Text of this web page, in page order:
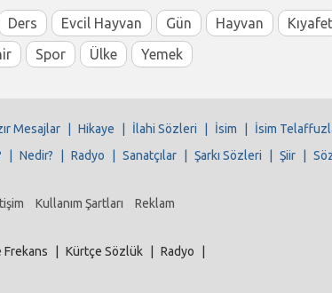
Ders Evcil Hayvan Gün Hayvan Kıyafet
Spor Ülke Yemek
Mesajlar Hikaye İlahi Sözleri İsim İsim
Nedir? Radyo Sanatçılar Şarkı Sözleri Şiir
Kullanım Şartları Reklam
Frekans Kürtçe Sözlük Radyo